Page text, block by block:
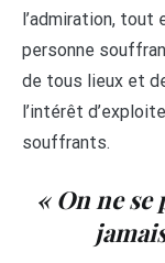
l’admiration, tout
personne
de tous lieux et
l’intérêt
souffrants.
« On ne se